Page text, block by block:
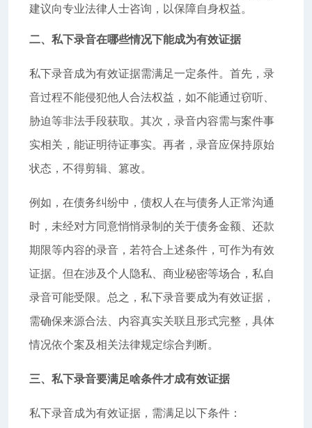
建议向专业法律人士咨询，以保障自身权益。
二、私下录音在哪些情况下能成为有效证据
私下录音成为有效证据需满足一定条件。首先，录
音过程不能侵犯他人合法权益，如不能通过窃听、
胁迫等非法手段获取。其次，录音内容需与案件事
实相关，能证明待证事实。再者，录音应保持原始
状态，不得剪辑、篡改。
例如，在债务纠纷中，债权人在与债务人正常沟通
时，未经对方同意悄悄录制的关于债务金额、还款
期限等内容的录音，若符合上述条件，可作为有效
证据。但在涉及个人隐私、商业秘密等场合，私自
录音可能受限。总之，私下录音要成为有效证据，
需确保来源合法、内容真实关联且形式完整，具体
情况依个案及相关法律规定综合判断。
三、私下录音要满足啥条件才成有效证据
私下录音成为有效证据，需满足以下条件：